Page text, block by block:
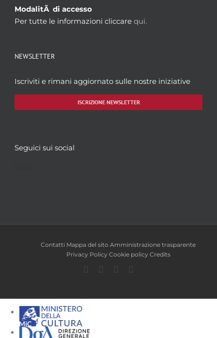
ModalitÃ di accesso
Per tutte le informazioni cliccare qui.
NEWSLETTER
Iscriviti e rimani aggiornato sulle nostre iniziative
ISCRIZIONE NEWSLETTER
Seguici sui social
Contatti Mappa del sito Amministrazione trasparente
Privacy Policy Cookie policy Credits
Facebook
TwitterYouTube